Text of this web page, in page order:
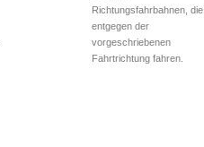
Richtungsfahrbahnen, die
entgegen der
vorgeschriebenen
Fahrtrichtung fahren.